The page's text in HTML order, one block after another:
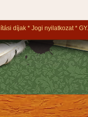
díjak Jogi nyilatkozat